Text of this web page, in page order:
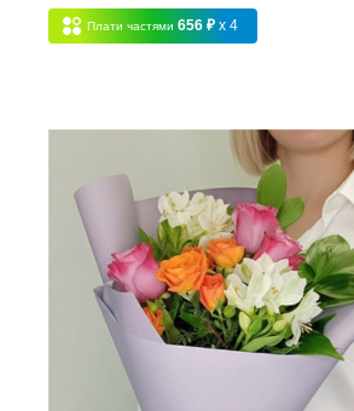
Плати частями 656 ₽ x 4